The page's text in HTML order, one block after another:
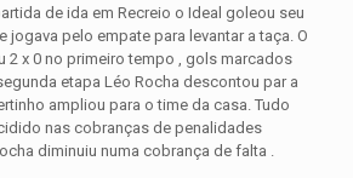
de ida em Recreio o Ideal goleou seu
jogava pelo empate para levantar a taça. O
2 x 0 no primeiro tempo , gols marcados
etapa Léo Rocha descontou par a
ampliou para o time da casa. Tudo
nas cobranças de penalidades
diminuiu numa cobrança de falta .